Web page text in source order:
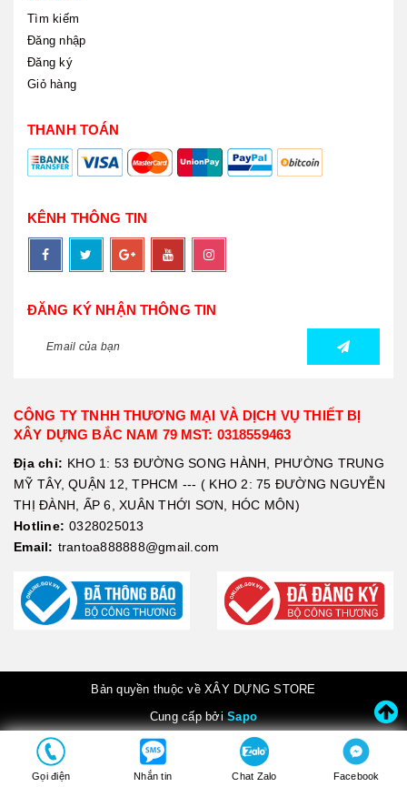
Tìm kiếm
Đăng nhập
Đăng ký
Giỏ hàng
THANH TOÁN
KÊNH THÔNG TIN
ĐĂNG KÝ NHẬN THÔNG TIN
CÔNG TY TNHH THƯƠNG MẠI VÀ DỊCH VỤ THIẾT BỊ
XÂY DỰNG BẮC NAM 79 MST: 0318559463
Địa chỉ: KHO 1: 53 ĐƯỜNG SONG HÀNH, PHƯỜNG TRUNG
MỸ TÂY, QUẬN 12, TPHCM --- ( KHO 2: 75 ĐƯỜNG NGUYỄN
THỊ ĐÀNH, ẤP 6, XUÂN THỚI SƠN, HÓC MÔN)
Hotline: 0328025013
Email: trantoa888888@gmail.com
Bản quyền thuộc về XÂY DỰNG STORE
Cung cấp bởiSapo
Gọi điện Nhắn tin Chat Zalo Facebook